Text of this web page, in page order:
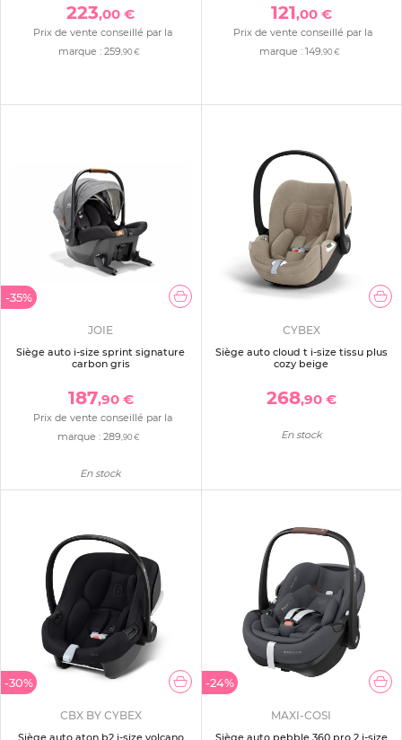
223,00 €
Prix de vente conseillé par la
marque : 259 ,90 €
121,00 €
Prix de vente conseillé par la
marque : 149 ,90 €
-35%
JOIE
Siège auto i-size sprint signature
carbon gris
187,90 €
Prix de vente conseillé par la
marque :289 ,90 €
En stock
CYBEX
Siège auto cloud t i-size tissu plus
cozy beige
268,90 €
En stock
-30%
CBX BY CYBEX
Siège auto aton b2 i-size volcano
-24%
MAXI-COSI
Siège auto pebble 360 pro 2 i-size